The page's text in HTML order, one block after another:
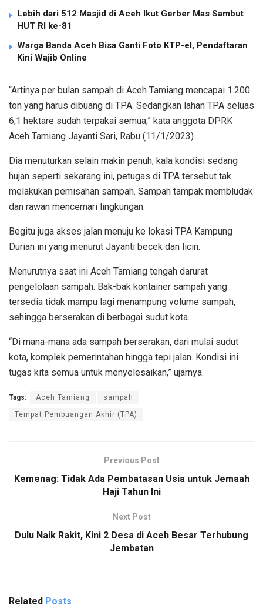
Lebih dari 512 Masjid di Aceh Ikut Gerber Mas Sambut
HUT RI ke-81
Warga Banda Aceh Bisa Ganti Foto KTP-el, Pendaftaran
Kini Wajib Online
“Artinya per bulan sampah di Aceh Tamiang mencapai 1.200
ton yang harus dibuang di TPA. Sedangkan lahan TPA seluas
6,1 hektare sudah terpakai semua,” kata anggota DPRK
Aceh Tamiang Jayanti Sari, Rabu (11/1/2023).
Dia menuturkan selain makin penuh, kala kondisi sedang
hujan seperti sekarang ini, petugas di TPA tersebut tak
melakukan pemisahan sampah. Sampah tampak membludak
dan rawan mencemari lingkungan.
Begitu juga akses jalan menuju ke lokasi TPA Kampung
Durian ini yang menurut Jayanti becek dan licin.
Menurutnya saat ini Aceh Tamiang tengah darurat
pengelolaan sampah. Bak-bak kontainer sampah yang
tersedia tidak mampu lagi menampung volume sampah,
sehingga berserakan di berbagai sudut kota.
“Di mana-mana ada sampah berserakan, dari mulai sudut
kota, komplek pemerintahan hingga tepi jalan. Kondisi ini
tugas kita semua untuk menyelesaikan,” ujarnya.
Tags: Aceh Tamiang sampah
Tempat Pembuangan Akhir (TPA)
Previous Post
Kemenag: Tidak Ada Pembatasan Usia untuk Jemaah
Haji Tahun Ini
Next Post
Dulu Naik Rakit, Kini 2 Desa di Aceh Besar Terhubung
Jembatan
Related Posts